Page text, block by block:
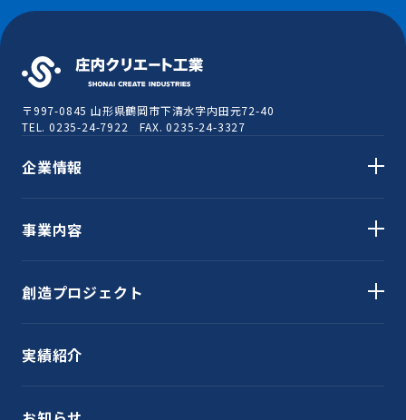
〒997-0845 山形県鶴岡市下清水字内田元72-40
TEL. 0235-24-7922 FAX. 0235-24-3327
企業情報
事業内容
創造プロジェクト
実績紹介